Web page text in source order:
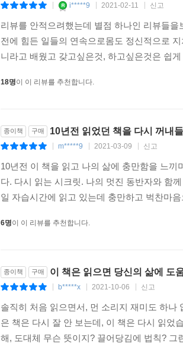
i*****9 2021-02-11 신고
리뷰를 안적으려했는데 별점 하나인 리뷰들
전에 힘든 일들의 연속으로몸도 정신적으로
니라고 배웠고 갖고싶은것, 하고싶은것은 쉽
18명이 이 리뷰를 추천합니다.
종이책 구매 10년전 읽었던 책을 다시 꺼내
m*****9 2021-03-09 신고
10년전 이 책을 읽고 나의 삶에 충만함을 느
다. 다시 읽는 시크릿. 나의 멋진 동반자와 함
일 자습시간에 읽고 있는데 충만하고 벅찬마
6명이 이 리뷰를 추천합니다.
종이책 구매 이 책은 읽으면 당신의 삶에 도
b*****x 2021-10-06 신고
솔직히 처음 읽으면서, 먼 소리지 재미도 하
은 책은 다시 잘 안 보는데, 이 책은 다시 읽었
해, 도대체 무슨 뜻이지? 끌어당김에 법칙?